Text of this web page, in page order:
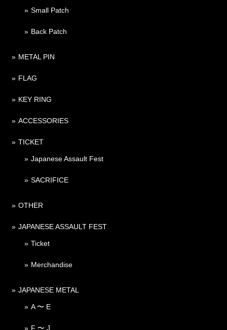
Small Patch
Back Patch
METAL PIN
FLAG
KEY RING
ACCESSORIES
TICKET
Japanese Assault Fest
SACRIFICE
OTHER
JAPANESE ASSAULT FEST
Ticket
Merchandise
JAPANESE METAL
A 〜 E
F 〜 J